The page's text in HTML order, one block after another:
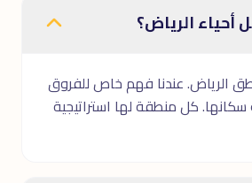
الرياض؟
الرياض. عندنا فهم خاص للفروق
سكانها. كل منطقة لها استراتيجية